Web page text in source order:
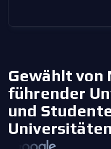
Gewählt
führender
und
Universitäten